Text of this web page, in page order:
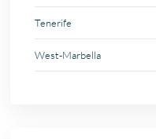
Tenerife
West-Marbella